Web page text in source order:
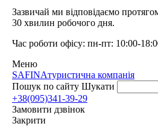
Зазвичай ми відповідаємо
30 хвилин робочого дня.
Час роботи офісу: пн-пт: 10:00-
Меню
SAFINAтуристична компанія
Пошук по сайту Шукати
+38(095)341-39-29
Замовити дзвінок
Закрити